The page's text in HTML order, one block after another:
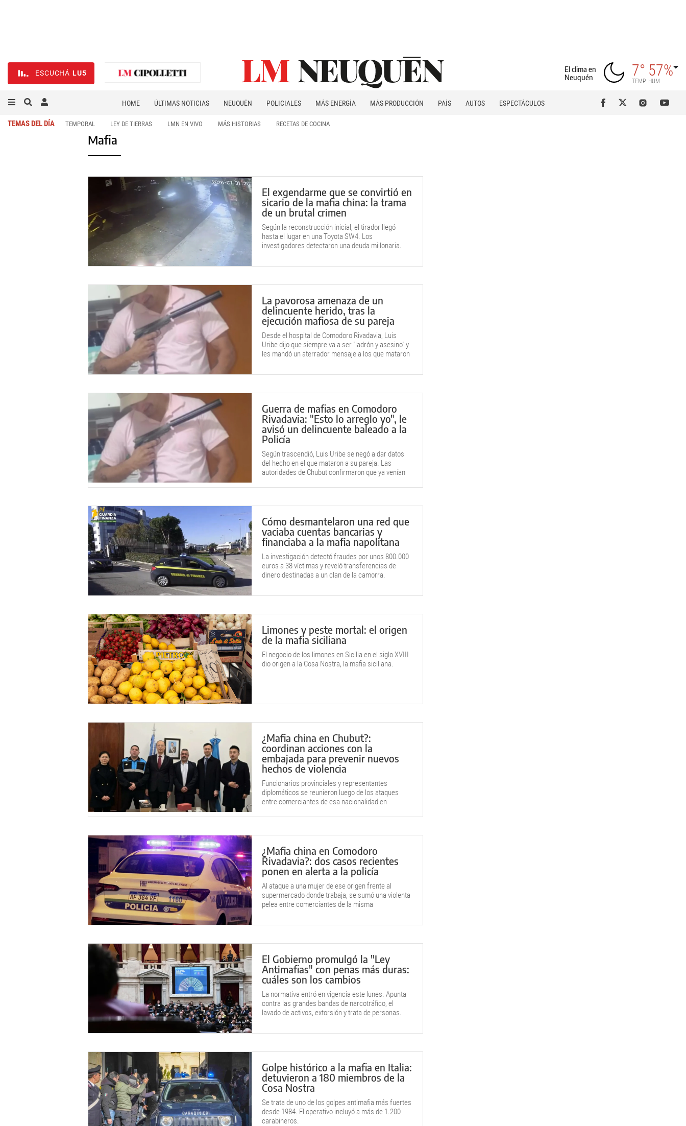
ESCUCHÁ LU5
El clima en
Neuquén
7°
TEMP
57%
HUM
HOME ÚLTIMAS NOTICIAS NEUQUÉN POLICIALES MÁS ENERGÍA MÁS PRODUCCIÓN PAÍS AUTOS
ESPECTÁCULOS
TEMAS DEL DÍA TEMPORAL LEY DE TIERRAS LMN EN VIVO MÁS HISTORIAS RECETAS DE COCINA
Mafia
El exgendarme que se convirtió en
sicario de la mafia china: la trama
de un brutal crimen
Según la reconstrucción inicial, el tirador llegó
hasta el lugar en una Toyota SW4. Los
investigadores detectaron una deuda millonaria.
La pavorosa amenaza de un
delincuente herido, tras la
ejecución mafiosa de su pareja
Desde el hospital de Comodoro Rivadavia, Luis
Uribe dijo que siempre va a ser "ladrón y asesino" y
les mandó un aterrador mensaje a los que mataron
Guerra de mafias en Comodoro
Rivadavia: "Esto lo arreglo yo", le
avisó un delincuente baleado a la
Policía
Según trascendió, Luis Uribe se negó a dar datos
del hecho en el que mataron a su pareja. Las
autoridades de Chubut confirmaron que ya venían
Cómo desmantelaron una red que
vaciaba cuentas bancarias y
financiaba a la mafia napolitana
La investigación detectó fraudes por unos 800.000
euros a 38 víctimas y reveló transferencias de
dinero destinadas a un clan de la camorra.
Limones y peste mortal: el origen
de la mafia siciliana
El negocio de los limones en Sicilia en el siglo XVIII
dio origen a la Cosa Nostra, la mafia siciliana.
¿Mafia china en Chubut?:
coordinan acciones con la
embajada para prevenir nuevos
hechos de violencia
Funcionarios provinciales y representantes
diplomáticos se reunieron luego de los ataques
entre comerciantes de esa nacionalidad en
¿Mafia china en Comodoro
Rivadavia?: dos casos recientes
ponen en alerta a la policía
Al ataque a una mujer de ese origen frente al
supermercado donde trabaja, se sumó una violenta
pelea entre comerciantes de la misma
El Gobierno promulgó la "Ley
Antimafias" con penas más duras:
cuáles son los cambios
La normativa entró en vigencia este lunes. Apunta
contra las grandes bandas de narcotráfico, el
lavado de activos, extorsión y trata de personas.
Golpe histórico a la mafia en Italia:
detuvieron a 180 miembros de la
Cosa Nostra
Se trata de uno de los golpes antimafia más fuertes
desde 1984. El operativo incluyó a más de 1.200
carabineros.